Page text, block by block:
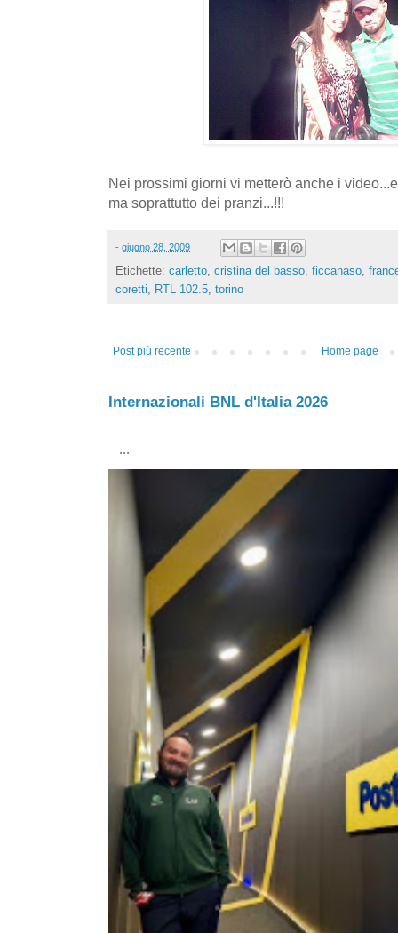
Nei prossimi giorni vi metterò anche i
ma soprattutto dei pranzi...!!!
- giugno 28, 2009
Etichette: carletto, cristina del basso, ficcanaso,
coretti, RTL 102.5, torino
Post più recente Home page
Internazionali BNL d'Italia 2026
...